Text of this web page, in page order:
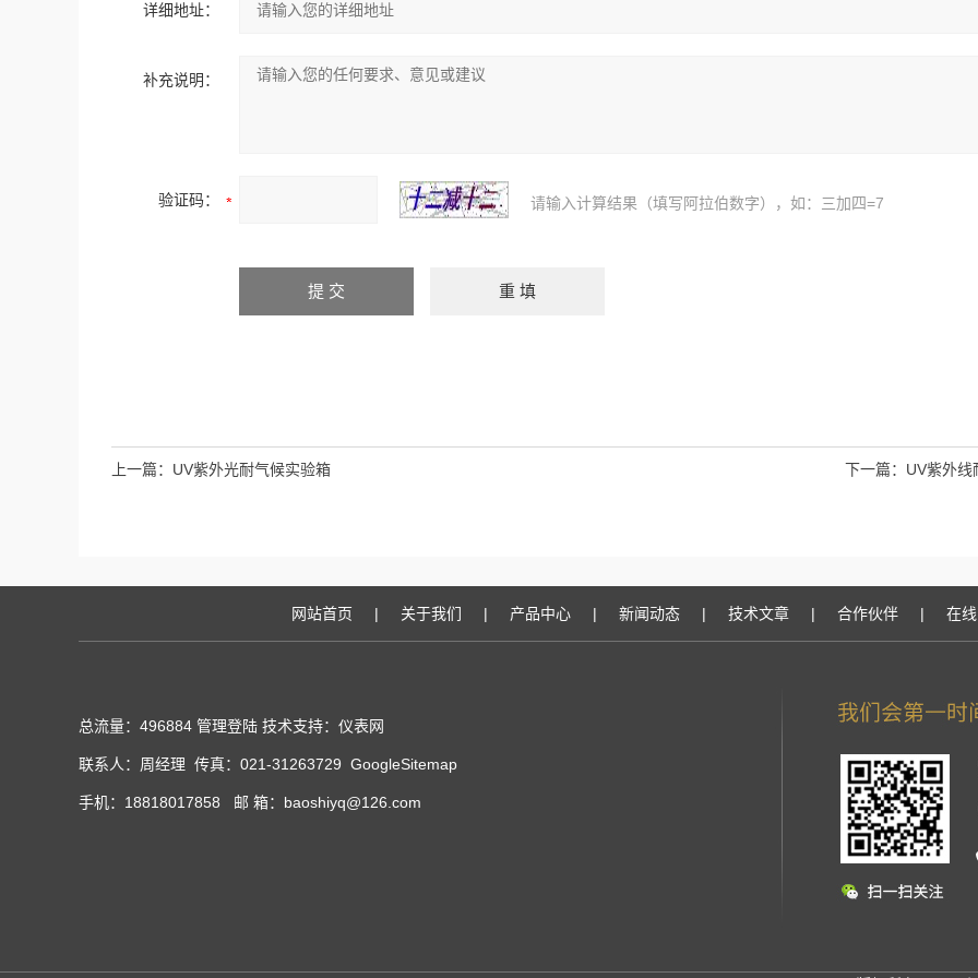
详细地址：
补充说明：
验证码： 请输入计算结果（填写阿拉伯数字），如：三加四=7
上一篇： UV紫外光耐气候实验箱 下一篇： UV紫外线
网站首页 | 关于我们 | 产品中心 | 新闻动态 | 技术文章 | 合作伙伴 | 在
总流量：496884 管理登陆 技术支持： 仪表网
联系人：周经理 传真：021-31263729 GoogleSitemap
手机：18818017858 邮 箱：baoshiyq@126.com